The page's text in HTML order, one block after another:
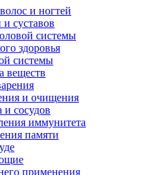
и ногтей
суставов
системы
здоровья
системы
веществ
и очищения
и сосудов
иммунитета
памяти
применения